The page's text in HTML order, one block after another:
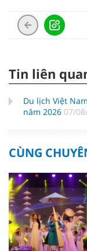
Tin liên
Du lịch Việt
năm 2026 07/
CÙNG